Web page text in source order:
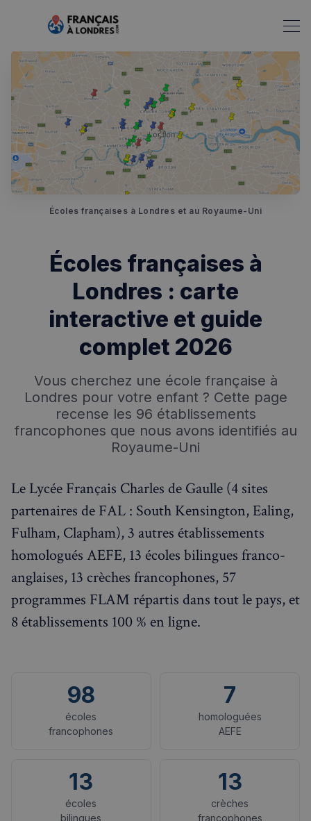
Écoles françaises à Londres et au Royaume-Uni
Écoles françaises à
Londres : carte
interactive et guide
complet 2026
Vous cherchez une école française à
Londres pour votre enfant ? Cette page
recense les 96 établissements
francophones que nous avons identifiés au
Royaume-Uni
Le Lycée Français Charles de Gaulle (4 sites
partenaires de FAL : South Kensington, Ealing,
Fulham, Clapham), 3 autres établissements
homologués AEFE, 13 écoles bilingues franco-
anglaises, 13 crèches francophones, 57
programmes FLAM répartis dans tout le pays, et
8 établissements 100 % en ligne.
98
écoles
francophones
7
homologuées
AEFE
13
écoles
bilingues
13
crèches
francophones